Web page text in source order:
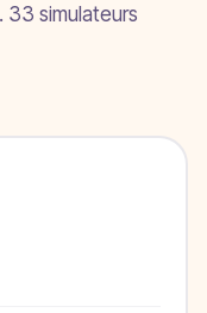
33 simulateurs